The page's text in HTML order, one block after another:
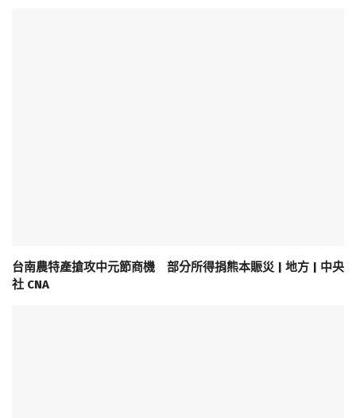
台南農特產搶攻中元節商機 部分所得捐熊本賑災 | 地方 | 中央
社 CNA